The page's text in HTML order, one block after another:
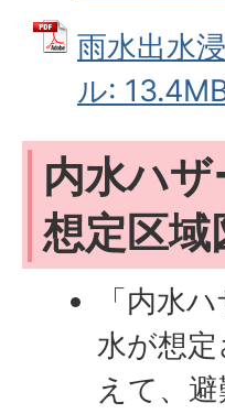
雨水出水
ル:
内水ハ
想定区
「内水
水が想
えて、